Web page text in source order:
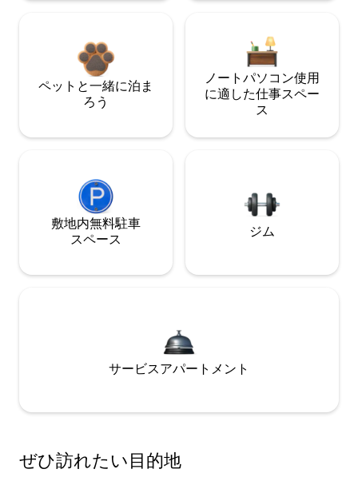
ペットと一緒に泊ま
ろう
ノートパソコン使用
に適した仕事スペー
ス
敷地内無料駐⁠車
ス⁠ペ⁠ー⁠ス
ジム
サービスアパートメント
ぜひ訪⁠れ⁠た⁠い目⁠的⁠地